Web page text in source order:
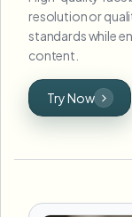
resolution or
standards while
content.
Try Now